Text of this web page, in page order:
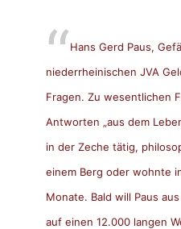
Hans Gerd Paus,
niederrheinischen JVA
Fragen. Zu wesentlichen
Antworten „aus dem
in der Zeche tätig,
einem Berg oder wohnte
Monate. Bald will Paus
auf einen 12.000 langen